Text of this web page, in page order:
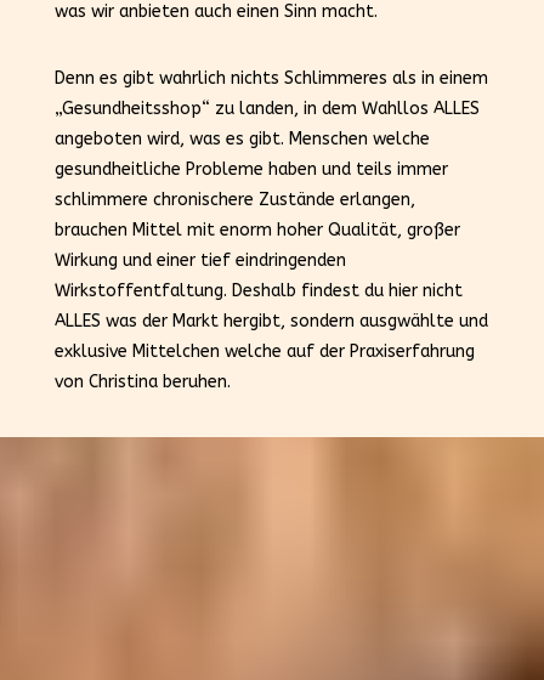
was wir anbieten auch einen Sinn macht.
Denn es gibt wahrlich nichts Schlimmeres als in einem
„Gesundheitsshop“ zu landen, in dem Wahllos ALLES
angeboten wird, was es gibt. Menschen welche
gesundheitliche Probleme haben und teils immer
schlimmere chronischere Zustände erlangen,
brauchen Mittel mit enorm hoher Qualität, großer
Wirkung und einer tief eindringenden
Wirkstoffentfaltung. Deshalb findest du hier nicht
ALLES was der Markt hergibt, sondern ausgwählte und
exklusive Mittelchen welche auf der Praxiserfahrung
von Christina beruhen.